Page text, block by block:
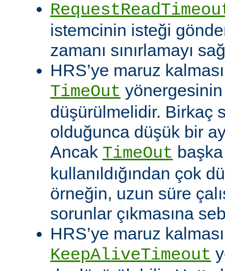
istemcinin isteği
zamanı sınırlamayı
HRS’ye maruz
TimeOut
düşürülmelidir. Birkaç
olduğunca düşük bir
Ancak TimeOut
kullanıldığından çok
örneğin, uzun süre
sorunlar çıkmasına
HRS’ye maruz
KeepAliveTimeout